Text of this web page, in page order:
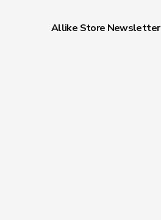
Allike Store Newsletter